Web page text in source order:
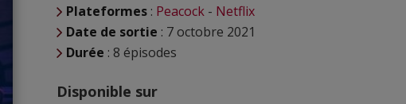
Plateformes : Peacock - Netflix
Date de sortie : 7 octobre 2021
Durée : 8 épisodes
Disponible sur